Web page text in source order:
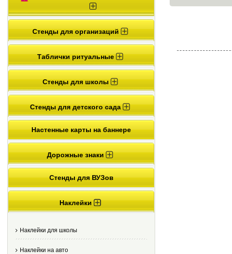
Стенды для организаций
Таблички ритуальные
Стенды для школы
Стенды для детского сада
Настенные карты на баннере
Дорожные знаки
Стенды для ВУЗов
Наклейки
Наклейки для школы
Наклейки на авто